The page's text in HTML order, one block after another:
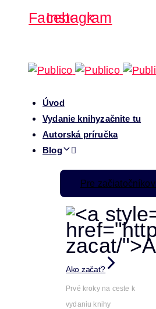
Facebook
Instagram
Úvod
Vydanie knihyzačnite tu
Autorská príručka
Blog
Pre začiatočníkov
Ako začať?
Prvé kroky na ceste k
vydaniu knihy